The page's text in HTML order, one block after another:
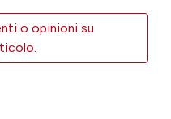
o opinioni su